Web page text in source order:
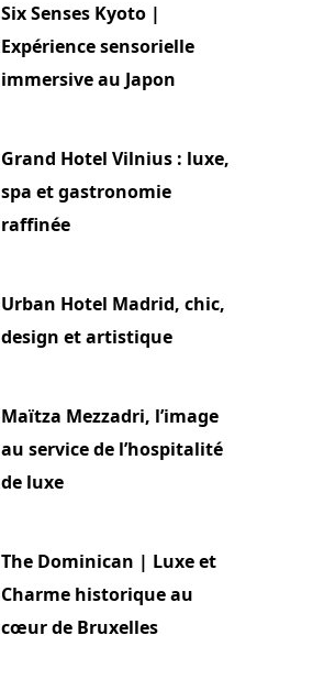
Six Senses Kyoto |
Expérience sensorielle
immersive au Japon
Grand Hotel Vilnius : luxe,
spa et gastronomie
raffinée
Urban Hotel Madrid, chic,
design et artistique
Maïtza Mezzadri, l’image
au service de l’hospitalité
de luxe
The Dominican | Luxe et
Charme historique au
cœur de Bruxelles